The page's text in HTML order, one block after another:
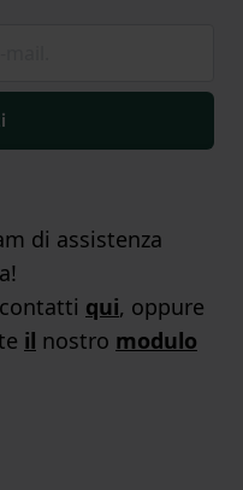
di assistenza
qui, oppure
il nostro modulo